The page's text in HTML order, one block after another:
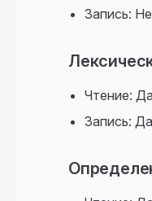
Запись:
Чтение: Да
Запись: Да